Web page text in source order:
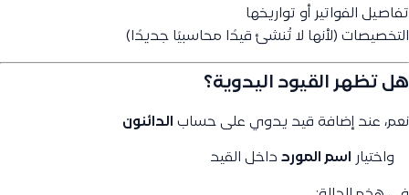
تفاصيل الفواتير أو تواريخها
التخصيصات (لأنها لا تُنشئ قيدًا محاسبيًا جديدًا)
هل تظهر القيود اليدوية؟
نعم، عند إضافة قيد يدوي على حساب الدائنون
واختيار اسم المورد داخل القيد